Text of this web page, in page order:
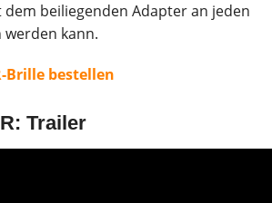
beiliegenden Adapter an jeden
werden kann.
Brille bestellen
Trailer